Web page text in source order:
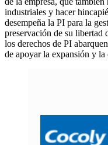
industriales y hacer
desempeña la PI para la
preservación de su libertad
los derechos de PI
de apoyar la expansión y